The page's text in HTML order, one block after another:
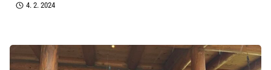
4. 2. 2024